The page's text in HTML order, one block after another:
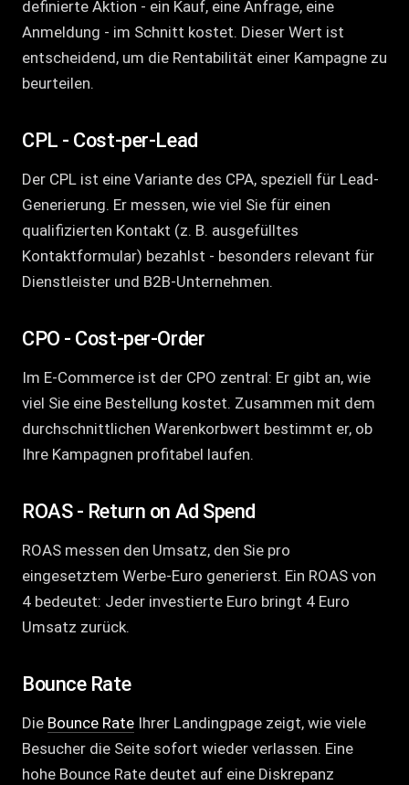
definierte Aktion - ein Kauf, eine Anfrage, eine
Anmeldung - im Schnitt kostet. Dieser Wert ist
entscheidend, um die Rentabilität einer Kampagne zu
beurteilen.
CPL - Cost-per-Lead
Der CPL ist eine Variante des CPA, speziell für Lead-
Generierung. Er messen, wie viel Sie für einen
qualifizierten Kontakt (z. B. ausgefülltes
Kontaktformular) bezahlst - besonders relevant für
Dienstleister und B2B-Unternehmen.
CPO - Cost-per-Order
Im E-Commerce ist der CPO zentral: Er gibt an, wie
viel Sie eine Bestellung kostet. Zusammen mit dem
durchschnittlichen Warenkorbwert bestimmt er, ob
Ihre Kampagnen profitabel laufen.
ROAS - Return on Ad Spend
ROAS messen den Umsatz, den Sie pro
eingesetztem Werbe-Euro generierst. Ein ROAS von
4 bedeutet: Jeder investierte Euro bringt 4 Euro
Umsatz zurück.
Bounce Rate
Die Bounce Rate Ihrer Landingpage zeigt, wie viele
Besucher die Seite sofort wieder verlassen. Eine
hohe Bounce Rate deutet auf eine Diskrepanz